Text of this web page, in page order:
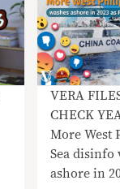
VERA
CHECK
More West
Sea disinfo
ashore in